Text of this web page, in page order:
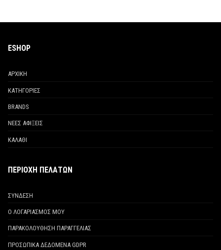
ESHOP
ΑΡΧΙΚΗ
ΚΑΤΗΓΟΡΙΕΣ
BRANDS
ΝΕΕΣ ΑΦΙΞΕΙΣ
ΚΑΛΑΘΙ
ΠΕΡΙΟΧΗ ΠΕΛΑΤΩΝ
ΣΥΝΔΕΣΗ
Ο ΛΟΓΑΡΙΑΣΜΟΣ ΜΟΥ
ΠΑΡΑΚΟΛΟΥΘΗΣΗ ΠΑΡΑΓΓΕΛΙΑΣ
ΠΡΟΣΩΠΙΚΑ ΔΕΔΟΜΕΝΑ GDPR